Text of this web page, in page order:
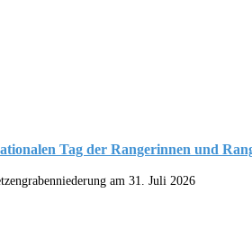
Tag der Rangerinnen und
am 31. Juli 2026